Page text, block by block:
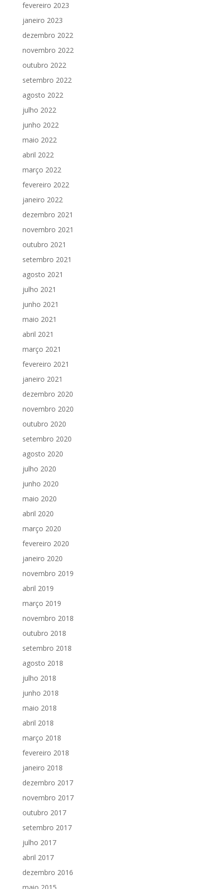
fevereiro 2023
janeiro 2023
dezembro 2022
novembro 2022
outubro 2022
setembro 2022
agosto 2022
julho 2022
junho 2022
maio 2022
abril 2022
março 2022
fevereiro 2022
janeiro 2022
dezembro 2021
novembro 2021
outubro 2021
setembro 2021
agosto 2021
julho 2021
junho 2021
maio 2021
abril 2021
março 2021
fevereiro 2021
janeiro 2021
dezembro 2020
novembro 2020
outubro 2020
setembro 2020
agosto 2020
julho 2020
junho 2020
maio 2020
abril 2020
março 2020
fevereiro 2020
janeiro 2020
novembro 2019
abril 2019
março 2019
novembro 2018
outubro 2018
setembro 2018
agosto 2018
julho 2018
junho 2018
maio 2018
abril 2018
março 2018
fevereiro 2018
janeiro 2018
dezembro 2017
novembro 2017
outubro 2017
setembro 2017
julho 2017
abril 2017
dezembro 2016